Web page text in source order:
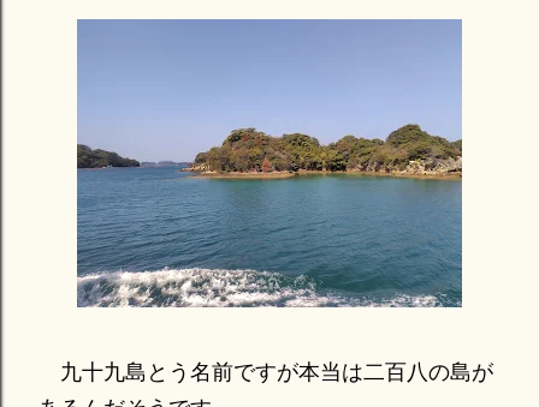
九十九島とう名前ですが本当は二百八の島が